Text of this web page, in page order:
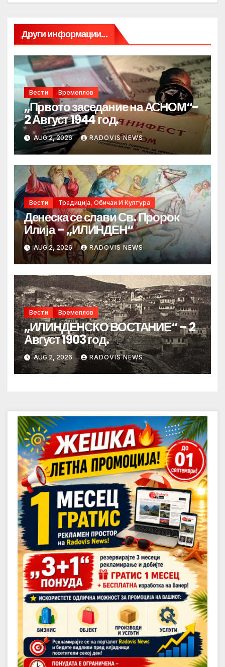
Други информации...
Вести Времеплов
„Првото заседание на АСНОМ“-
2 Август 1944 год.
AUG 2, 2026 RADOVIS NEWS
Вести Традиција, Обичаи И Култура
Денеска се слави Св. Пророк
Илија – „ИЛИНДЕН“
AUG 2, 2026 RADOVIS NEWS
Вести Времеплов
„ИЛИНДЕНСКО ВОСТАНИЕ“ – 2
Август 1903 год.
AUG 2, 2026 RADOVIS NEWS